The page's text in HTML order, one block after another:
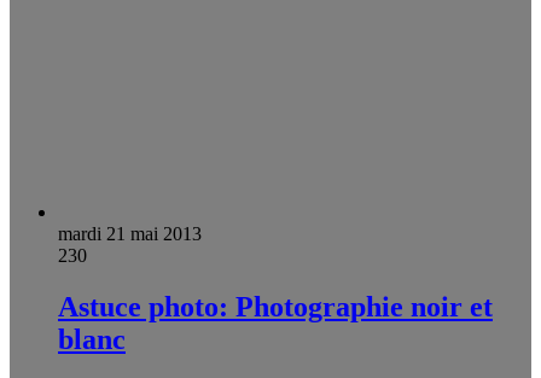
mardi 21 mai 2013
230
Astuce photo: Photographie noir et
blanc